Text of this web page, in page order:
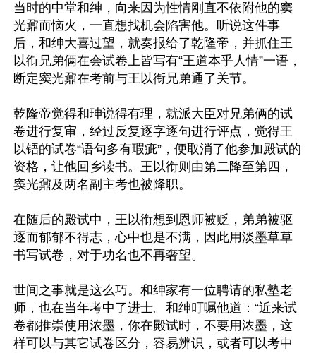
当时的中堂和绅，向来因为性情刚直不依附他的窦
光鼐而恼火，一直想找机会陷害他。听说这件事
后，和绅大喜过望，就奏报给了乾隆帝，并抓住王
以衔兄弟俩在会试卷上皆写有“王道本乎人情”一语，
断定窦光鼐在考前与王以衔兄弟通了关节。
乾隆帝觉得和珅说得有理，就派大臣对兄弟俩的试
卷进行复审，经过反复逐字逐句进行评点，觉得王
以铻的试卷“语句多有瑕疵”，便取消了他参加殿试的
资格，让他回乡读书。王以衔则由第二降至第四，
窦光鼐及两名副主考也被降职。
在随后的殿试中，王以衔想到恩师被贬，弟弟被驱
逐而郁郁不得志，心中也是不满，因此用淡墨草草
书写试卷，对于功名也不再奢望。
世间之事就是这么巧。和绅家有一位聘请的私塾老
师，也在当年考中了进士。和绅叮嘱他道：“近来试
卷都推崇使用浓墨，你在殿试时，不要用浓墨，这
样可以与其它试卷区分，容易辨识，或者可以考中